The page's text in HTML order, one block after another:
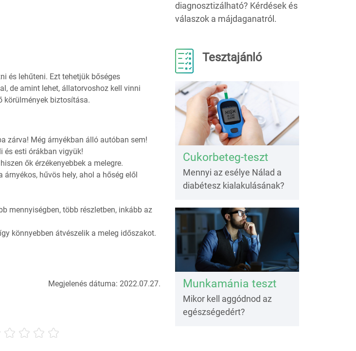
és lehűteni. Ezt tehetjük bőséges
de amint lehet, állatorvoshoz kell vinni
körülmények biztosítása.
zárva! Még árnyékban álló autóban sem!
és esti órákban vigyük!
ők érzékenyebbek a melegre.
hűvös hely, ahol a hőség elől
mennyiségben, több részletben, inkább az
könnyebben átvészelik a meleg időszakot.
Megjelenés dátuma: 2022.07.27.
diagnosztizálható? Kérdések és
válaszok a májdaganatról.
Tesztajánló
Cukorbeteg-teszt
Mennyi az esélye Nálad a
diabétesz kialakulásának?
Munkamánia teszt
Mikor kell aggódnod az
egészségedért?